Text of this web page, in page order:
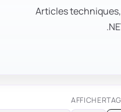
Articles
AFFICHERTAG